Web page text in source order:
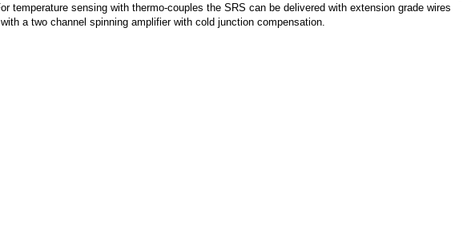
sensing with thermo-couples the SRS can be delivered with extension grade wires
a two channel spinning amplifier with cold junction compensation.